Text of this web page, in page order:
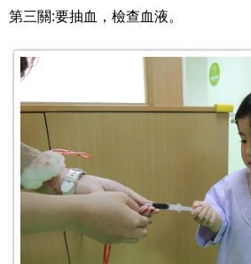
第三關:要抽血，檢查血液。